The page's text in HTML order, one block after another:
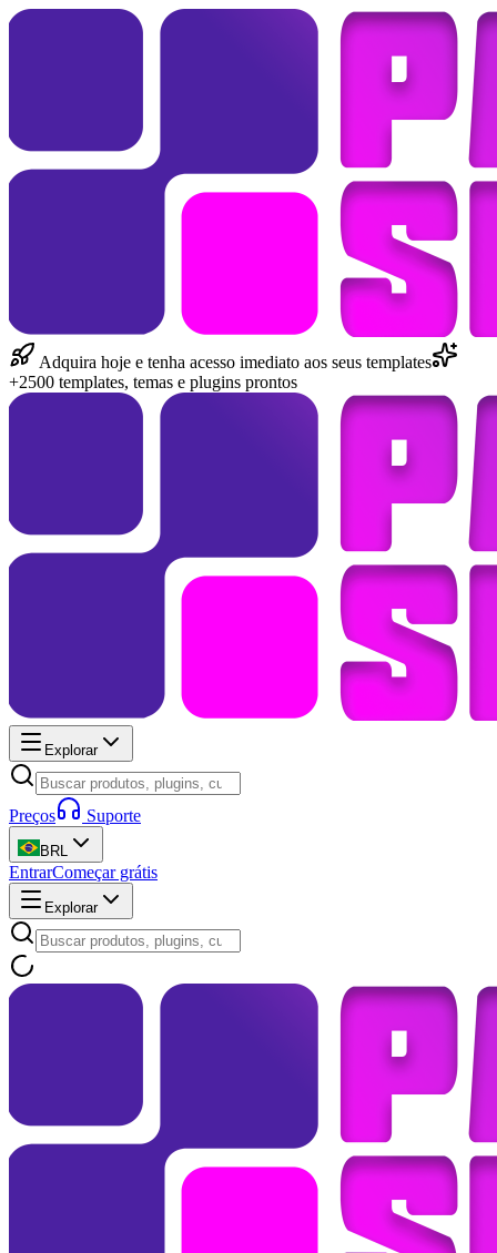
Adquira hoje e tenha acesso imediato aos seus templates
+2500 templates, temas e plugins prontos
Explorar
Preços Suporte
BRL
EntrarComeçar grátis
Explorar